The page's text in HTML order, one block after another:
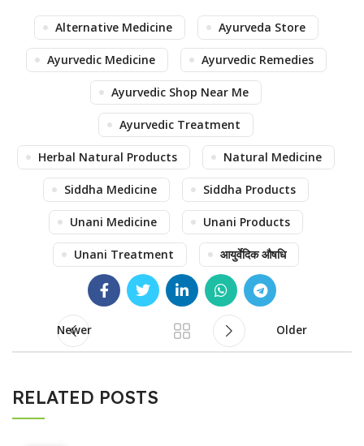
Alternative Medicine Ayurveda Store
Ayurvedic Medicine Ayurvedic Remedies
Ayurvedic Shop Near Me
Ayurvedic Treatment
Herbal Natural Products Natural Medicine
Siddha Medicine Siddha Products
Unani Medicine Unani Products
Unani Treatment आयुर्वेदिक औषधि
Newer Older
RELATED POSTS